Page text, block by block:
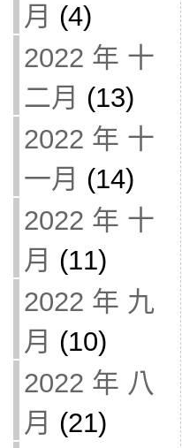
月 (4)
2022 年 十
二月 (13)
2022 年 十
一月 (14)
2022 年 十
月 (11)
2022 年 九
月 (10)
2022 年 八
月 (21)